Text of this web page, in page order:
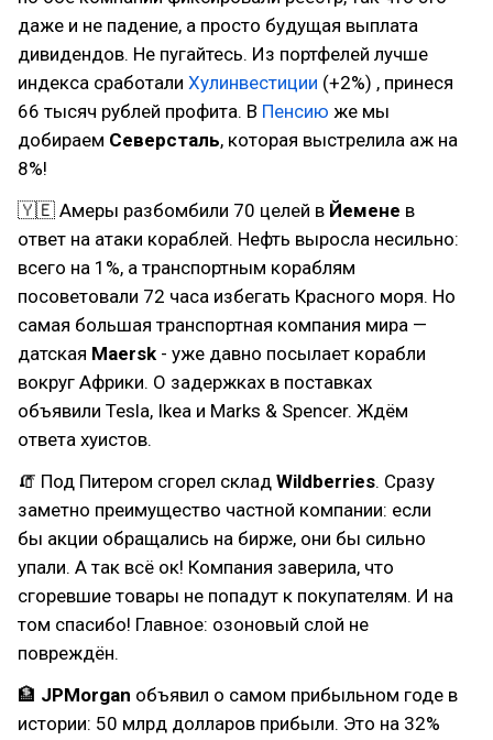
даже и не падение, а просто будущая выплата
дивидендов. Не пугайтесь. Из портфелей лучше
индекса сработали Хулинвестиции (+2%) , принеся
66 тысяч рублей профита. В Пенсию же мы
добираем Северсталь, которая выстрелила аж на
8%!
🇾🇪 Амеры разбомбили 70 целей в Йемене в
ответ на атаки кораблей. Нефть выросла несильно:
всего на 1%, а транспортным кораблям
посоветовали 72 часа избегать Красного моря. Но
самая большая транспортная компания мира —
датская Maersk - уже давно посылает корабли
вокруг Африки. О задержках в поставках
объявили Tesla, Ikea и Marks & Spencer. Ждём
ответа хуистов.
🧯 Под Питером сгорел склад Wildberries. Сразу
заметно преимущество частной компании: если
бы акции обращались на бирже, они бы сильно
упали. А так всё ок! Компания заверила, что
сгоревшие товары не попадут к покупателям. И на
том спасибо! Главное: озоновый слой не
повреждён.
🏦 JPMorgan объявил о самом прибыльном годе в
истории: 50 млрд долларов прибыли. Это на 32%